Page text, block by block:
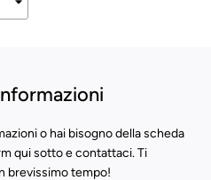
o hai bisogno della scheda
qui sotto e contattaci. Ti
brevissimo tempo!